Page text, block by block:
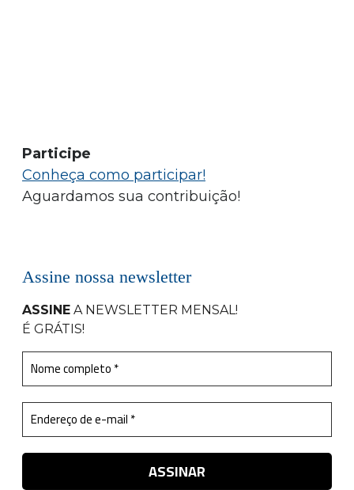
Participe
Conheça como participar!
Aguardamos sua contribuição!
Assine nossa newsletter
ASSINE A NEWSLETTER MENSAL!
É GRÁTIS!